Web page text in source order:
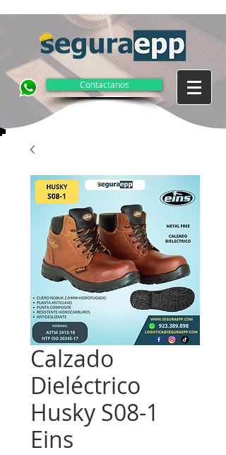
Contactanos
Calzado
Dieléctrico
Husky S08-1
Eins